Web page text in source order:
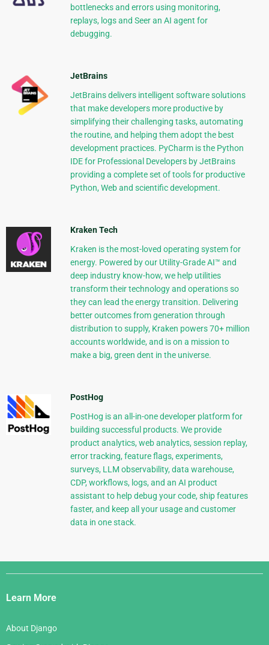
bottlenecks and errors using monitoring,
replays, logs and Seer an AI agent for
debugging.
JetBrains
JetBrains delivers intelligent software solutions
that make developers more productive by
simplifying their challenging tasks, automating
the routine, and helping them adopt the best
development practices. PyCharm is the Python
IDE for Professional Developers by JetBrains
providing a complete set of tools for productive
Python, Web and scientific development.
Kraken Tech
Kraken is the most-loved operating system for
energy. Powered by our Utility-Grade AI™ and
deep industry know-how, we help utilities
transform their technology and operations so
they can lead the energy transition. Delivering
better outcomes from generation through
distribution to supply, Kraken powers 70+ million
accounts worldwide, and is on a mission to
make a big, green dent in the universe.
PostHog
PostHog is an all-in-one developer platform for
building successful products. We provide
product analytics, web analytics, session replay,
error tracking, feature flags, experiments,
surveys, LLM observability, data warehouse,
CDP, workflows, logs, and an AI product
assistant to help debug your code, ship features
faster, and keep all your usage and customer
data in one stack.
Django
Links
Learn More
About Django